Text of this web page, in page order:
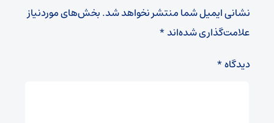
نشانی ایمیل شما منتشر نخواهد شد.بخش‌های موردنیاز
علامت‌گذاری شده‌اند*
دیدگاه*